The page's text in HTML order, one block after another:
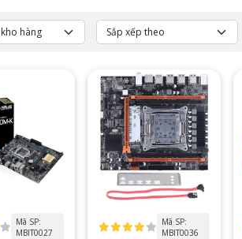
Mã SP:
MBIT0027
Mã SP:
MBIT0036